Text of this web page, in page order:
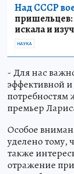
Над СССР
пришельцев:
искала и
НАУКА
- Для нас
эффективной
потребностям
премьер
Особое
уделено тому,
также
отражение